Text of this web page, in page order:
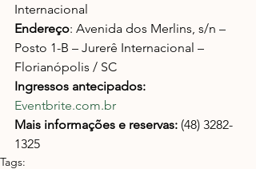
Internacional
Endereço: Avenida dos Merlins, s/n –
Posto 1-B – Jurerê Internacional –
Florianópolis / SC
Ingressos antecipados:
Eventbrite.com.br
Mais informações e reservas: (48) 3282-
1325
Tags: